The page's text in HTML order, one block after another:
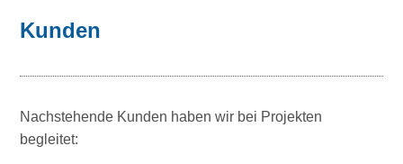
Kunden
Nachstehende Kunden haben wir bei Projekten
begleitet: